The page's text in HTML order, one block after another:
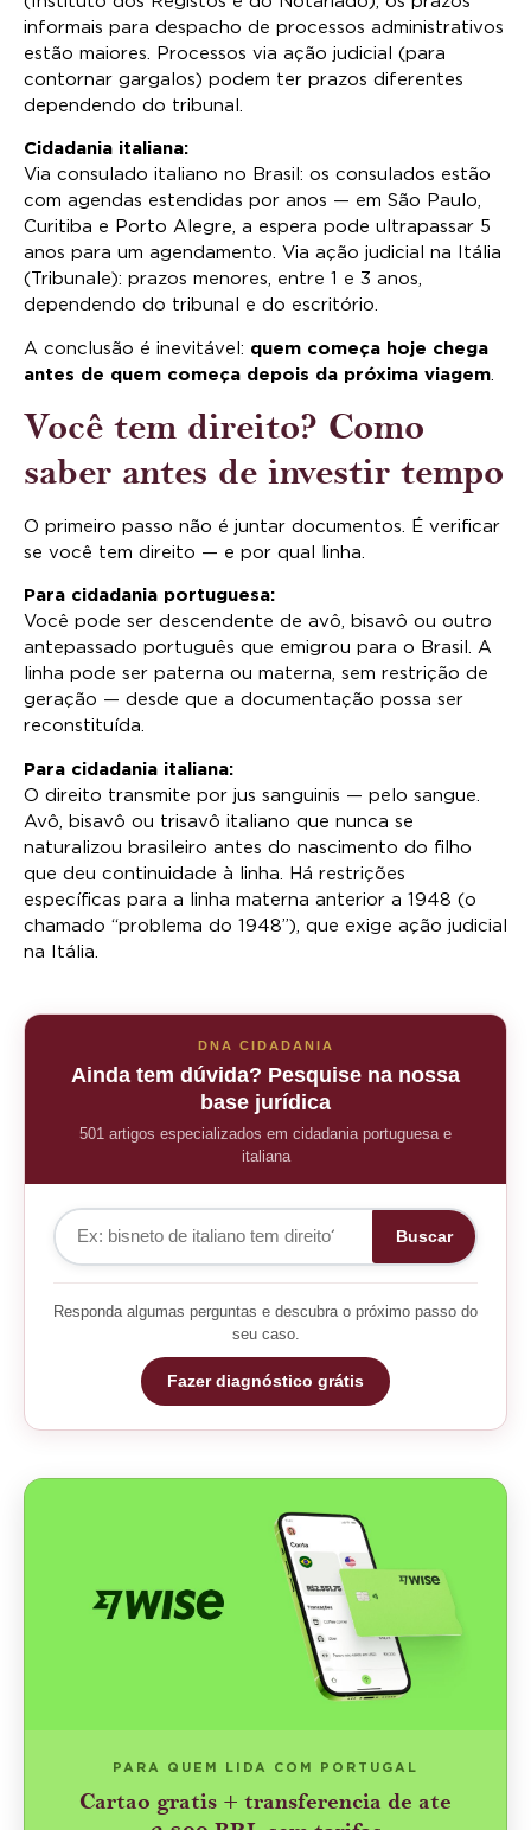
informais para despacho de processos administrativos
estão maiores. Processos via ação judicial (para
contornar gargalos) podem ter prazos diferentes
dependendo do tribunal.
Cidadania italiana:
Via consulado italiano no Brasil: os consulados estão
com agendas estendidas por anos — em São Paulo,
Curitiba e Porto Alegre, a espera pode ultrapassar 5
anos para um agendamento. Via ação judicial na Itália
(Tribunale): prazos menores, entre 1 e 3 anos,
dependendo do tribunal e do escritório.
A conclusão é inevitável: quem começa hoje chega
antes de quem começa depois da próxima viagem
Você tem direito? Como
saber antes de investir tempo
O primeiro passo não é juntar documentos. É verificar
se você tem direito — e por qual linha.
Para cidadania portuguesa:
Você pode ser descendente de avô, bisavô ou outro
antepassado português que emigrou para o Brasil. A
linha pode ser paterna ou materna, sem restrição de
geração — desde que a documentação possa ser
reconstituída.
Para cidadania italiana:
O direito transmite por jus sanguinis — pelo sangue.
Avô, bisavô ou trisavô italiano que nunca se
naturalizou brasileiro antes do nascimento do filho
que deu continuidade à linha. Há restrições
específicas para a linha materna anterior a 1948 (o
chamado “problema do 1948”), que exige ação judicial
na Itália.
DNA CIDADANIA
Ainda tem dúvida? Pesquise na nossa
base jurídica
501 artigos especializados em cidadania portuguesa e
italiana
Buscar
Responda algumas perguntas e descubra o próximo passo do
seu caso.
Fazer diagnóstico grátis
PARA QUEM LIDA COM PORTUGAL
Cartao gratis + transferencia de ate